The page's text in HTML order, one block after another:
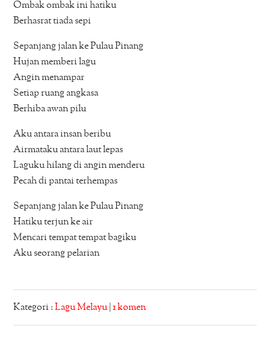
Ombak ombak ini hatiku
Berhasrat tiada sepi
Sepanjang jalan ke Pulau Pinang
Hujan memberi lagu
Angin menampar
Setiap ruang angkasa
Berhiba awan pilu
Aku antara insan beribu
Airmataku antara laut lepas
Laguku hilang di angin menderu
Pecah di pantai terhempas
Sepanjang jalan ke Pulau Pinang
Hatiku terjun ke air
Mencari tempat tempat bagiku
Aku seorang pelarian
Kategori :Lagu Melayu |1 komen